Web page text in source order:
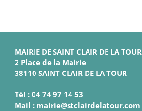
MAIRIE DE SAINT CLAIR DE LA TOUR
2 Place de la Mairie
38110 SAINT CLAIR DE LA TOUR
Tél : 04 74 97 14 53
Mail : mairie@stclairdelatour.com